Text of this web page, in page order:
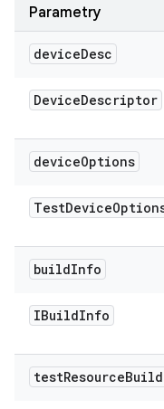
Parametry
deviceDesc
DeviceDescriptor
deviceOptions
TestDevice
buildInfo
IBuildInfo
testResourceBuild